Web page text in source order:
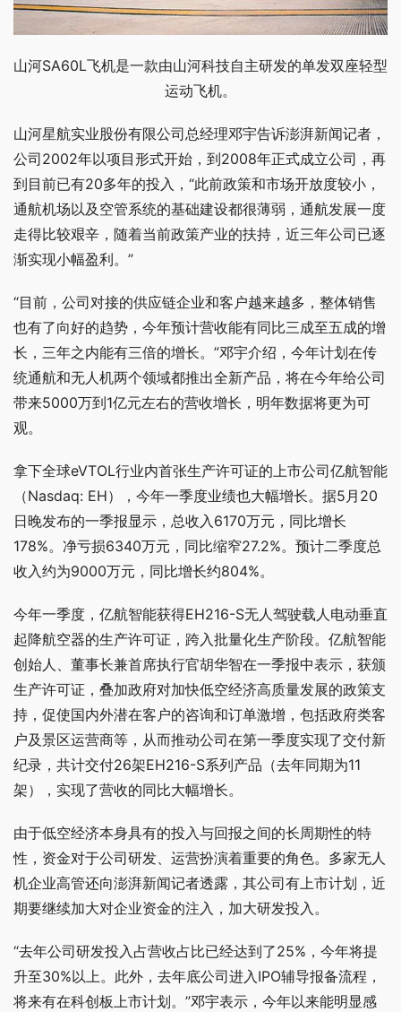
山河SA60L飞机是一款由山河科技自主研发的单发双座轻型
运动飞机。
山河星航实业股份有限公司总经理邓宇告诉澎湃新闻记者，
公司2002年以项目形式开始，到2008年正式成立公司，再
到目前已有20多年的投入，“此前政策和市场开放度较小，
通航机场以及空管系统的基础建设都很薄弱，通航发展一度
走得比较艰辛，随着当前政策产业的扶持，近三年公司已逐
渐实现小幅盈利。”
“目前，公司对接的供应链企业和客户越来越多，整体销售
也有了向好的趋势，今年预计营收能有同比三成至五成的增
长，三年之内能有三倍的增长。”邓宇介绍，今年计划在传
统通航和无人机两个领域都推出全新产品，将在今年给公司
带来5000万到1亿元左右的营收增长，明年数据将更为可
观。
拿下全球eVTOL行业内首张生产许可证的上市公司亿航智能
（Nasdaq: EH），今年一季度业绩也大幅增长。据5月20
日晚发布的一季报显示，总收入6170万元，同比增长
178%。净亏损6340万元，同比缩窄27.2%。预计二季度总
收入约为9000万元，同比增长约804%。
今年一季度，亿航智能获得EH216-S无人驾驶载人电动垂直
起降航空器的生产许可证，跨入批量化生产阶段。亿航智能
创始人、董事长兼首席执行官胡华智在一季报中表示，获颁
生产许可证，叠加政府对加快低空经济高质量发展的政策支
持，促使国内外潜在客户的咨询和订单激增，包括政府类客
户及景区运营商等，从而推动公司在第一季度实现了交付新
纪录，共计交付26架EH216-S系列产品（去年同期为11
架），实现了营收的同比大幅增长。
由于低空经济本身具有的投入与回报之间的长周期性的特
性，资金对于公司研发、运营扮演着重要的角色。多家无人
机企业高管还向澎湃新闻记者透露，其公司有上市计划，近
期要继续加大对企业资金的注入，加大研发投入。
“去年公司研发投入占营收占比已经达到了25%，今年将提
升至30%以上。此外，去年底公司进入IPO辅导报备流程，
将来有在科创板上市计划。”邓宇表示，今年以来能明显感